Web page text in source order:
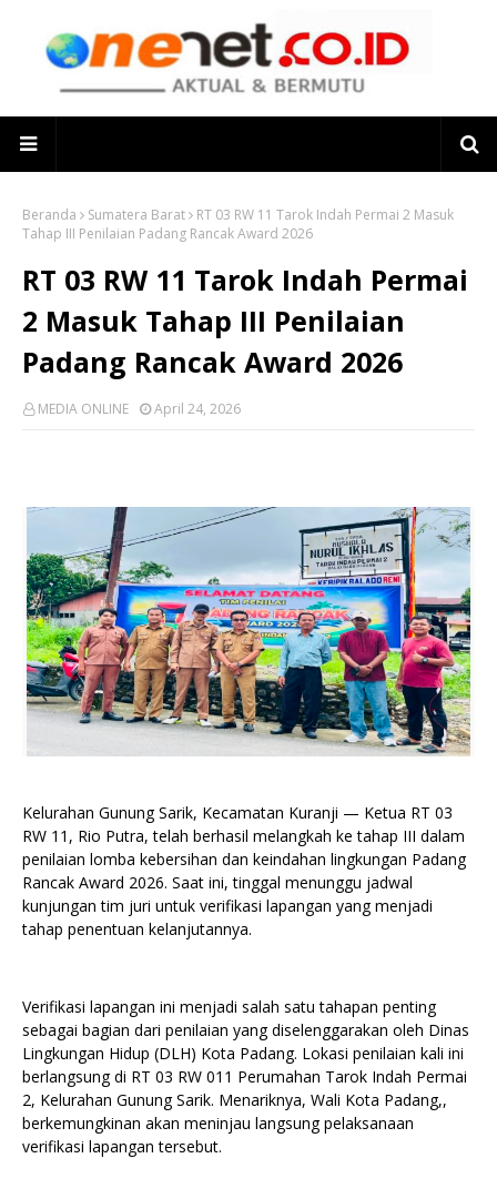
Beranda Sumatera Barat
RT 03 RW 11 Tarok Indah Permai 2 Masuk
Tahap III Penilaian Padang Rancak Award 2026
RT 03 RW 11 Tarok Indah Permai
2 Masuk Tahap III Penilaian
Padang Rancak Award 2026
MEDIA ONLINE April 24, 2026
Kelurahan Gunung Sarik, Kecamatan Kuranji — Ketua RT 03
RW 11, Rio Putra, telah berhasil melangkah ke tahap III dalam
penilaian lomba kebersihan dan keindahan lingkungan Padang
Rancak Award 2026. Saat ini, tinggal menunggu jadwal
kunjungan tim juri untuk verifikasi lapangan yang menjadi
tahap penentuan kelanjutannya.
Verifikasi lapangan ini menjadi salah satu tahapan penting
sebagai bagian dari penilaian yang diselenggarakan oleh Dinas
Lingkungan Hidup (DLH) Kota Padang. Lokasi penilaian kali ini
berlangsung di RT 03 RW 011 Perumahan Tarok Indah Permai
2, Kelurahan Gunung Sarik. Menariknya, Wali Kota Padang,,
berkemungkinan akan meninjau langsung pelaksanaan
verifikasi lapangan tersebut.